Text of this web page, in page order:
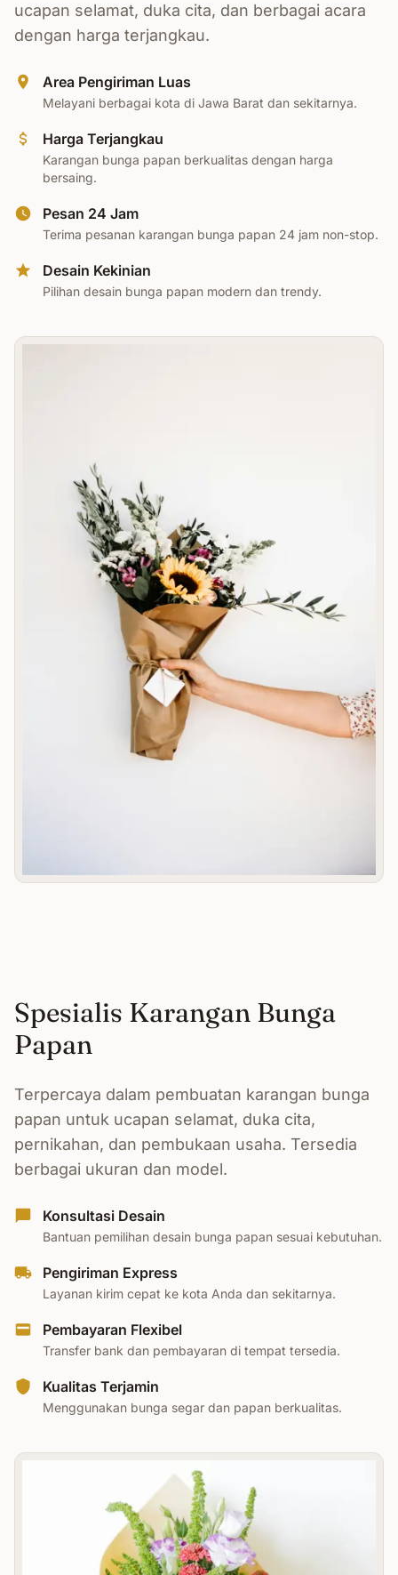
ucapan selamat, duka cita, dan berbagai acara
dengan harga terjangkau.
Area Pengiriman Luas
Melayani berbagai kota di Jawa Barat dan sekitarnya.
Harga Terjangkau
Karangan bunga papan berkualitas dengan harga
bersaing.
Pesan 24 Jam
Terima pesanan karangan bunga papan 24 jam non-stop.
Desain Kekinian
Pilihan desain bunga papan modern dan trendy.
Spesialis Karangan Bunga
Papan
Terpercaya dalam pembuatan karangan bunga
papan untuk ucapan selamat, duka cita,
pernikahan, dan pembukaan usaha. Tersedia
berbagai ukuran dan model.
Konsultasi Desain
Bantuan pemilihan desain bunga papan sesuai kebutuhan.
Pengiriman Express
Layanan kirim cepat ke kota Anda dan sekitarnya.
Pembayaran Flexibel
Transfer bank dan pembayaran di tempat tersedia.
Kualitas Terjamin
Menggunakan bunga segar dan papan berkualitas.